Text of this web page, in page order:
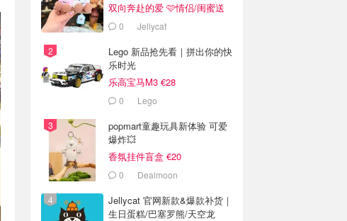
双向奔赴的爱 🩷情侣/闺蜜送
礼 0 Jellycat
Lego 新品抢先看｜拼出你的快
乐时光
乐高宝马M3 €28
0 Lego
popmart童趣玩具新体验 可爱
爆炸💥
香氛挂件盲盒 €20
0 Dealmoon
Jellycat 官网新款&爆款补货｜
生日蛋糕/巴塞罗熊/天空龙